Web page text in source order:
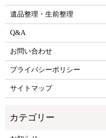
遺品整理・生前整理
Q&A
お問い合わせ
プライバシーポリシー
サイトマップ